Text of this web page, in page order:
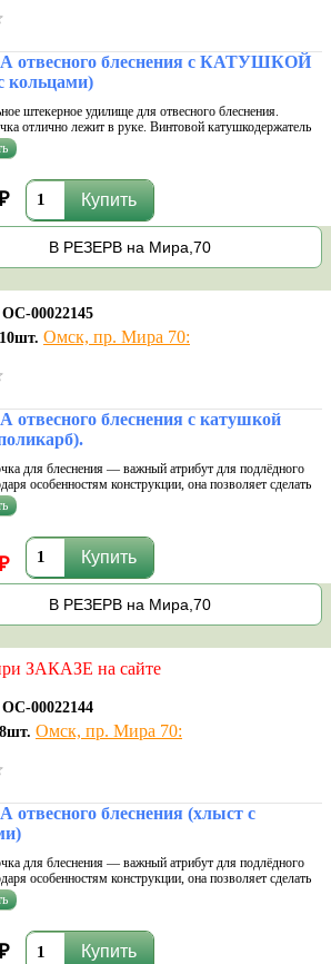
отвесного блеснения с КАТУШКОЙ
кольцами)
штекерное удилище для отвесного блеснения.
отлично лежит в руке. Винтовой катушкодержатель
катушку в неподвижном состоянии. Бланк строя
подойдут для ловли на балансиры, ратлины и блёсна.
В РЕЗЕРВ на Мира,70
ОС-00022145
10шт. Омск, пр. Мира 70:
блеснения с катушкой
для блеснения — важный атрибут для подлёдного
особенностям конструкции, она позволяет сделать
эффективной. Отвесным блес­нением успешно ловят
(окуня, щуку, судака, налима, гольца, кумжу, палию,
В РЕЗЕРВ на Мира,70
ЗАКАЗЕ на сайте
ОС-00022144
8шт. Омск, пр. Мира 70:
блеснения (хлыст с
для блеснения — важный атрибут для подлёдного
особенностям конструкции, она позволяет сделать
эффективной. Отвесным блес­нением успешно ловят
(окуня, щуку, судака, налима, гольца, кумжу, палию,